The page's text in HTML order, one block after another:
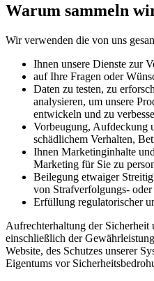
Warum sammeln
Wir verwenden die von uns
Ihnen unsere Dienste zur
auf Ihre Fragen oder
Daten zu testen, zu
analysieren, um unsere
entwickeln und zu
Vorbeugung, Aufdeckung
schädlichem Verhalten,
Ihnen Marketinginhalte
Marketing für Sie zu
Beilegung etwaiger
von Strafverfolgungs-
Erfüllung regulatorischer
Aufrechterhaltung der Sicherheit
einschließlich der
Website, des Schutzes unserer
Eigentums vor